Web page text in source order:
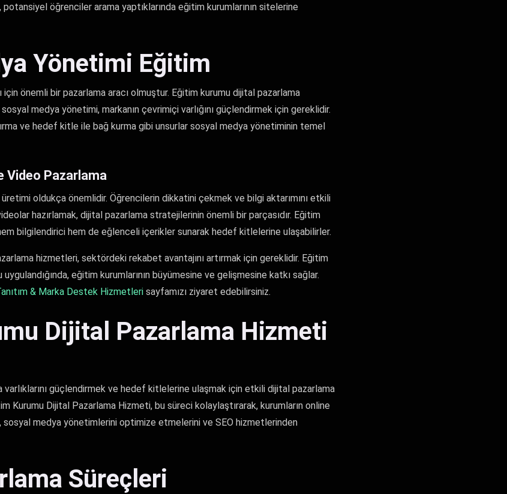
potansiyel öğrenciler arama yaptıklarında eğitim kurumlarının sitelerine
Yönetimi Eğitim
önemli bir pazarlama aracı olmuştur. Eğitim kurumu dijital pazarlama
medya yönetimi, markanın çevrimiçi varlığını güçlendirmek için gereklidir.
ve hedef kitle ile bağ kurma gibi unsurlar sosyal medya yönetiminin temel
Video Pazarlama
oldukça önemlidir. Öğrencilerin dikkatini çekmek ve bilgi aktarımını etkili
hazırlamak, dijital pazarlama stratejilerinin önemli bir parçasıdır. Eğitim
bilgilendirici hem de eğlenceli içerikler sunarak hedef kitlelerine ulaşabilirler.
hizmetleri, sektördeki rekabet avantajını artırmak için gereklidir. Eğitim
eğitim kurumlarının büyümesine ve gelişmesine katkı sağlar.
& Marka Destek Hizmetleri sayfamızı ziyaret edebilirsiniz.
Dijital Pazarlama Hizmeti
varlıklarını güçlendirmek ve hedef kitlelerine ulaşmak için etkili dijital pazarlama
Kurumu Dijital Pazarlama Hizmeti, bu süreci kolaylaştırarak, kurumların online
sosyal medya yönetimlerini optimize etmelerini ve SEO hizmetlerinden
Süreçleri